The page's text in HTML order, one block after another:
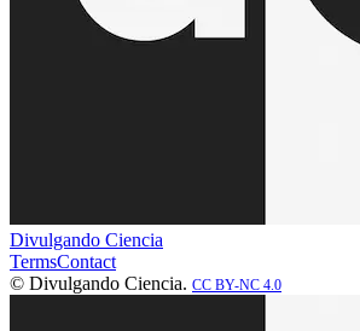
Divulgando Ciencia
TermsContact
© Divulgando Ciencia. CC BY-NC 4.0